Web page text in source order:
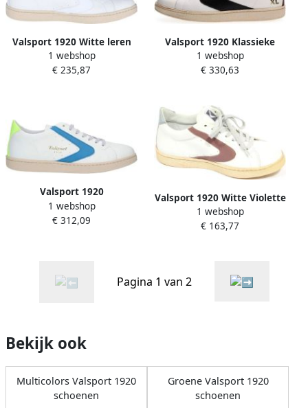
Valsport 1920 Witte leren
sneakers met
boemerangdetail
1 webshop
€ 235,87
Valsport 1920 Klassieke
Leren Sneaker Wit Heren
1 webshop
€ 330,63
Valsport 1920
Handgemaakte witte leren
vintage sneakers
1 webshop
€ 312,09
Valsport 1920 Witte Violette
Leren Toernooischoenen
1 webshop
€ 163,77
Pagina 1 van 2
Bekijk ook
Multicolors Valsport 1920
schoenen
Groene Valsport 1920
schoenen